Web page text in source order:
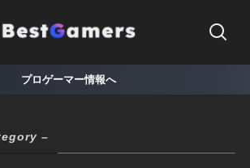
プロゲーマー情報へ
–